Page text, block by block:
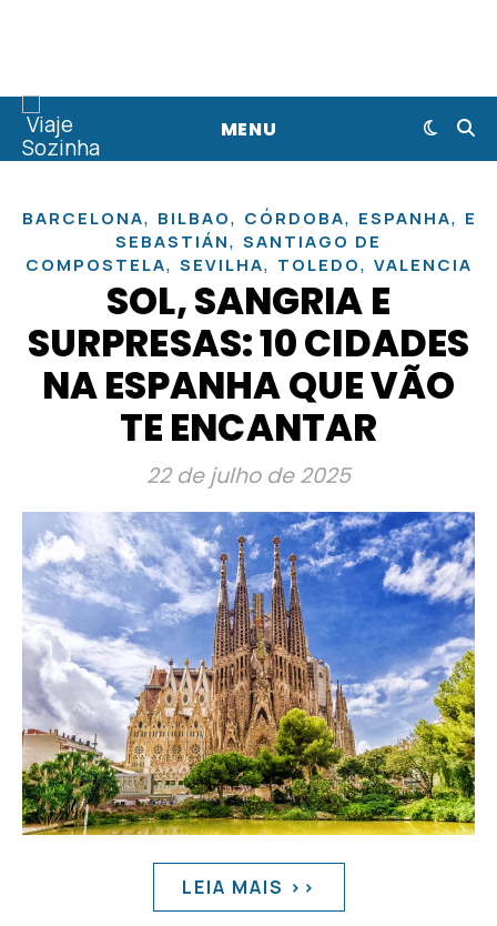
MENU
BARCELONA, BILBAO, CÓRDOBA, ESPANHA,
SEBASTIÁN, SANTIAGO DE
COMPOSTELA, SEVILHA, TOLEDO, VALENCIA
SOL, SANGRIA E
SURPRESAS: 10 CIDADES
NA ESPANHA QUE VÃO
TE ENCANTAR
22 de julho de 2025
LEIA MAIS >>